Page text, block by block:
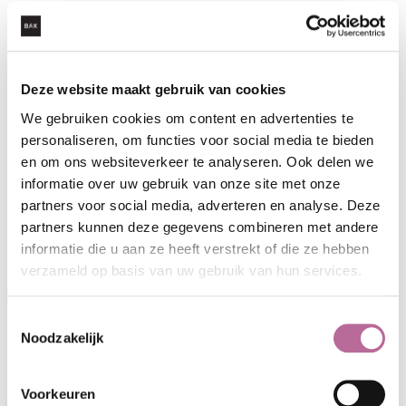
Deze website maakt gebruik van cookies
We gebruiken cookies om content en advertenties te
personaliseren, om functies voor social media te bieden
en om ons websiteverkeer te analyseren. Ook delen we
informatie over uw gebruik van onze site met onze
partners voor social media, adverteren en analyse. Deze
partners kunnen deze gegevens combineren met andere
informatie die u aan ze heeft verstrekt of die ze hebben
verzameld op basis van uw gebruik van hun services.
Noodzakelijk
Voorkeuren
BEWIJSBESLAG EN PROCES-VERBAAL VAN
CONSTATERINGEN
die vreest dat bewijsmateriaal in het bezit van een ander
wordt vernietigd of verduisterd, conservatoir beslag te
leggen op dat bewijsmateriaal. Hiervoor is wel
toestemming van de rechter nodig. Dit beslag heeft
uitsluitend betrekking op het veiligstellen van het bewijs,
en biedt geen recht op inzage in de inhoud. Het
conservatoir bewijsbeslag is een codificatie van al
aanzien van deze wijziging weinig verandert ten opzichte